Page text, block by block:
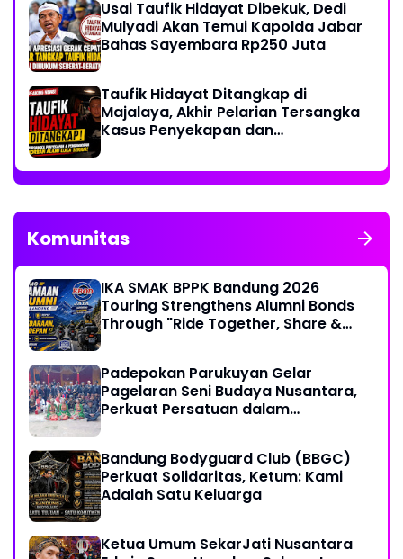
Usai Taufik Hidayat Dibekuk, Dedi
Mulyadi Akan Temui Kapolda Jabar
Bahas Sayembara Rp250 Juta
Taufik Hidayat Ditangkap di
Majalaya, Akhir Pelarian Tersangka
Kasus Penyekapan dan
Komunitas
IKA SMAK BPPK Bandung 2026
Touring Strengthens Alumni Bonds
Through "Ride Together, Share &
Padepokan Parukuyan Gelar
Pagelaran Seni Budaya Nusantara,
Perkuat Persatuan dalam
Bandung Bodyguard Club (BBGC)
Perkuat Solidaritas, Ketum: Kami
Adalah Satu Keluarga
Ketua Umum SekarJati Nusantara